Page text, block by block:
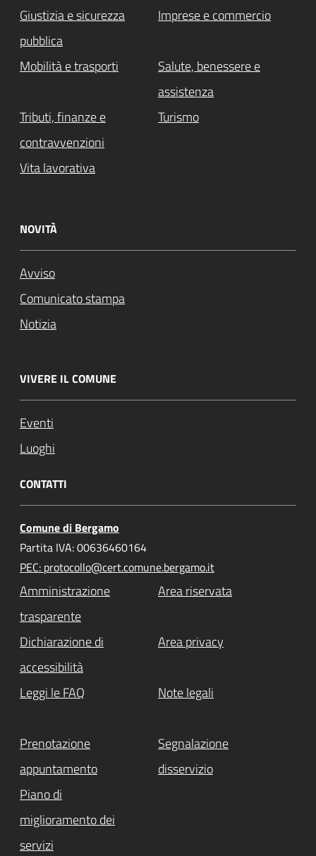
Giustizia e sicurezza
pubblica
Imprese e commercio
Mobilità e trasporti
Salute, benessere e
assistenza
Tributi, finanze e
contravvenzioni
Turismo
Vita lavorativa
NOVITÀ
Avviso
Comunicato stampa
Notizia
VIVERE IL COMUNE
Eventi
Luoghi
CONTATTI
Comune di Bergamo
Partita IVA: 00636460164
PEC: protocollo@cert.comune.bergamo.it
Amministrazione
trasparente
Area riservata
Dichiarazione di
accessibilità
Area privacy
Leggi le FAQ Note legali
Prenotazione
appuntamento
Segnalazione
disservizio
Piano di
miglioramento dei
servizi